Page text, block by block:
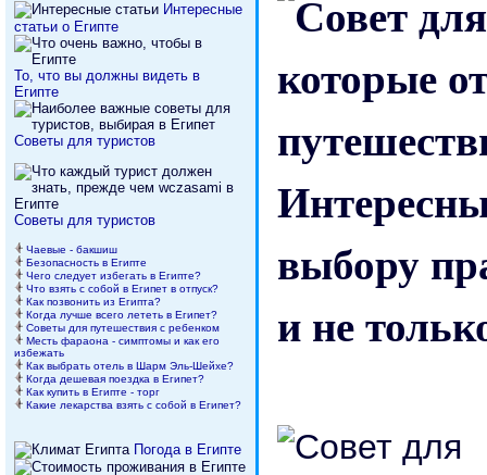
Интересные
статьи о Египте
То, что вы должны видеть в
Египте
Советы для туристов
Советы для туристов
Чаевые - бакшиш
Безопасность в Египте
Чего следует избегать в Египте?
Что взять с собой в Египет в отпуск?
Как позвонить из Египта?
Когда лучше всего лететь в Египет?
Советы для путешествия с ребенком
Месть фараона - симптомы и как его
избежать
Как выбрать отель в Шарм Эль-Шейхе?
Когда дешевая поездка в Египет?
Как купить в Египте - торг
Какие лекарства взять с собой в Египет?
Погода в Египте
выбору
и не